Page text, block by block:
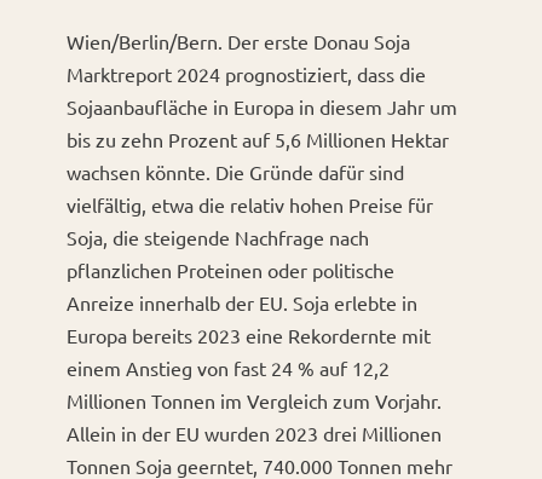
Wien/Berlin/Bern. Der erste Donau Soja
Marktreport 2024 prognostiziert, dass die
Sojaanbaufläche in Europa in diesem Jahr um
bis zu zehn Prozent auf 5,6 Millionen Hektar
wachsen könnte. Die Gründe dafür sind
vielfältig, etwa die relativ hohen Preise für
Soja, die steigende Nachfrage nach
pflanzlichen Proteinen oder politische
Anreize innerhalb der EU. Soja erlebte in
Europa bereits 2023 eine Rekordernte mit
einem Anstieg von fast 24 % auf 12,2
Millionen Tonnen im Vergleich zum Vorjahr.
Allein in der EU wurden 2023 drei Millionen
Tonnen Soja geerntet, 740.000 Tonnen mehr